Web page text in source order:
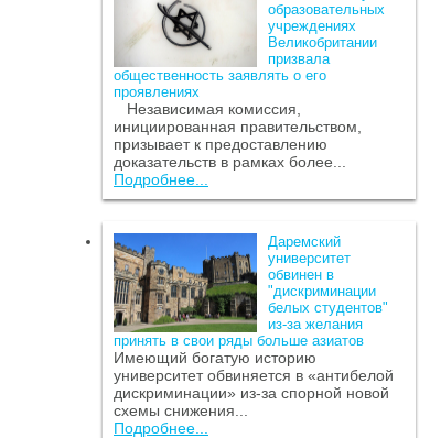
образовательных
учреждениях
Великобритании
призвала
общественность заявлять о его
проявлениях
Независимая комиссия,
инициированная правительством,
призывает к предоставлению
доказательств в рамках более...
Подробнее...
Даремский
университет
обвинен в
"дискриминации
белых студентов"
из-за желания
принять в свои ряды больше азиатов
Имеющий богатую историю
университет обвиняется в «антибелой
дискриминации» из-за спорной новой
схемы снижения...
Подробнее...